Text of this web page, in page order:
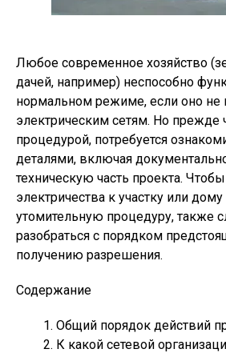
Любое современное хозяйство
дачей, например) неспособно
нормальном режиме, если оно не
электрическим сетям. Но прежде
процедурой, потребуется
деталями, включая
техническую часть проекта.
электричества к участку или
утомительную процедуру, также
разобраться с порядком
получению разрешения.
Содержание
Общий порядок действий
К какой сетевой